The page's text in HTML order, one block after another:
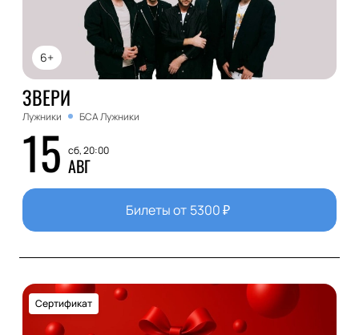
6+
ЗВЕРИ
Лужники БСА Лужники
15 сб, 20:00
АВГ
Билеты от 5300₽
Сертификат